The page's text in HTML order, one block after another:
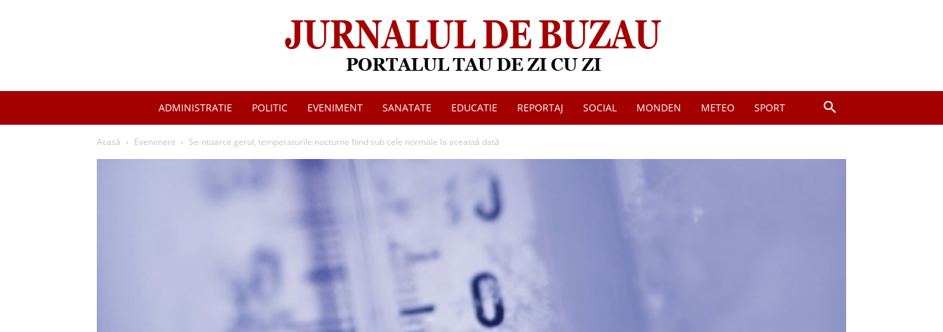
Jurnalul
de
Buzau
ADMINISTRATIE POLITIC EVENIMENT SANATATE EDUCATIE REPORTAJ SOCIAL MONDEN METEO SPORT
Acasă Eveniment Se-ntoarce gerul, temperaturile nocturne fiind sub cele normale la această dată